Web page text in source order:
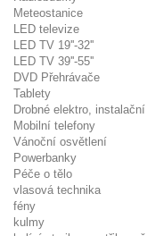
Meteostanice
LED televize
LED TV 19''-32''
LED TV 39''-55''
DVD Přehrávače
Tablety
Drobné elektro, instalační
Mobilní telefony
Vánoční osvětlení
Powerbanky
Péče o tělo
vlasová technika
fény
kulmy